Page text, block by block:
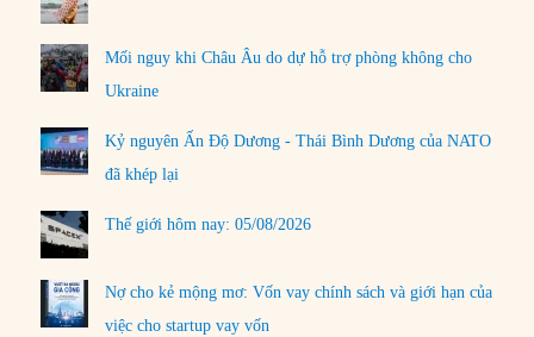
Mối nguy khi Châu Âu do dự hỗ trợ phòng không cho
Ukraine
Kỷ nguyên Ấn Độ Dương - Thái Bình Dương của NATO
đã khép lại
Thế giới hôm nay: 05/08/2026
Nợ cho kẻ mộng mơ: Vốn vay chính sách và giới hạn của
việc cho startup vay vốn